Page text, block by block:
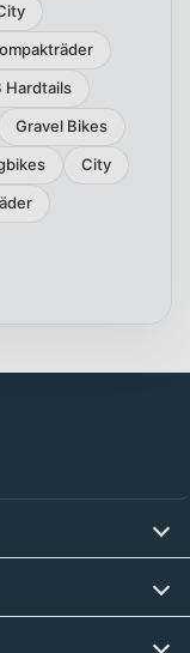
Hardtails
Gravel Bikes
City